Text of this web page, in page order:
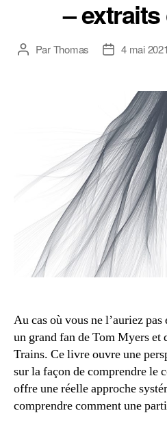
–
Auteur
ParThomas
Date4 mai 2021
Au cas où vous ne l’auriez
un grand fan de Tom Myers et
Trains. Ce livre ouvre une
sur la façon de comprendre le
offre une réelle approche
comprendre comment une